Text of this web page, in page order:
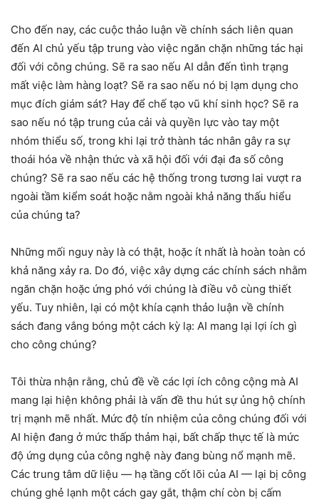
Cho đến nay, các cuộc thảo luận về chính sách liên quan
đến AI chủ yếu tập trung vào việc ngăn chặn những tác hại
đối với công chúng. Sẽ ra sao nếu AI dẫn đến tình trạng
mất việc làm hàng loạt? Sẽ ra sao nếu nó bị lạm dụng cho
mục đích giám sát? Hay để chế tạo vũ khí sinh học? Sẽ ra
sao nếu nó tập trung của cải và quyền lực vào tay một
nhóm thiểu số, trong khi lại trở thành tác nhân gây ra sự
thoái hóa về nhận thức và xã hội đối với đại đa số công
chúng? Sẽ ra sao nếu các hệ thống trong tương lai vượt ra
ngoài tầm kiểm soát hoặc nằm ngoài khả năng thấu hiểu
của chúng ta?
Những mối nguy này là có thật, hoặc ít nhất là hoàn toàn có
khả năng xảy ra. Do đó, việc xây dựng các chính sách nhằm
ngăn chặn hoặc ứng phó với chúng là điều vô cùng thiết
yếu. Tuy nhiên, lại có một khía cạnh thảo luận về chính
sách đang vắng bóng một cách kỳ lạ: AI mang lại lợi ích gì
cho công chúng?
Tôi thừa nhận rằng, chủ đề về các lợi ích công cộng mà AI
mang lại hiện không phải là vấn đề thu hút sự ủng hộ chính
trị mạnh mẽ nhất. Mức độ tín nhiệm của công chúng đối với
AI hiện đang ở mức thấp thảm hại, bất chấp thực tế là mức
độ ứng dụng của công nghệ này đang bùng nổ mạnh mẽ.
Các trung tâm dữ liệu — hạ tầng cốt lõi của AI — lại bị công
chúng ghẻ lạnh một cách gay gắt, thậm chí còn bị cấm